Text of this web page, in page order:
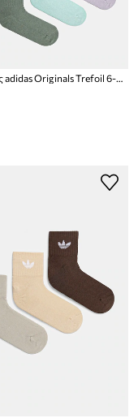
Κάλτσες adidas Originals Trefoil 6-pack